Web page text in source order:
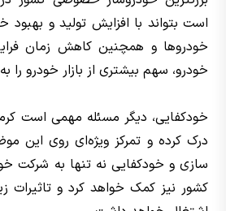
است بتواند با افزایش تولید و
خودروها و همچنین کاهش زمان
خودرو، سهم بیشتری از بازار خودرو
خودکفایی، دیگر مسئله مهمی است
درک کرده و تمرکز ویژه‌ای روی این
سازی و خودکفایی نه تنها به شرکت
کشور نیز کمک خواهد کرد و تاثیرات